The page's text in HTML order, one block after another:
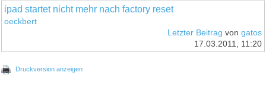
ipad startet nicht mehr nach factory reset
oeckbert
Letzter Beitrag von gatos
17.03.2011, 11:20
Druckversion anzeigen